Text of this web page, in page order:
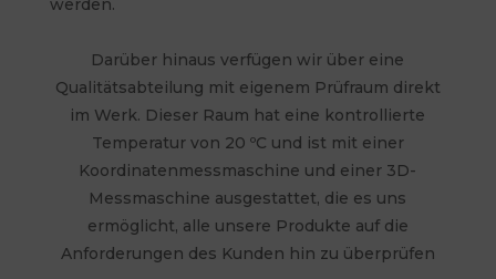
werden.
Darüber hinaus verfügen wir über eine
Qualitätsabteilung mit eigenem Prüfraum direkt
im Werk. Dieser Raum hat eine kontrollierte
Temperatur von 20 ºC und ist mit einer
Koordinatenmessmaschine und einer 3D-
Messmaschine ausgestattet, die es uns
ermöglicht, alle unsere Produkte auf die
Anforderungen des Kunden hin zu überprüfen